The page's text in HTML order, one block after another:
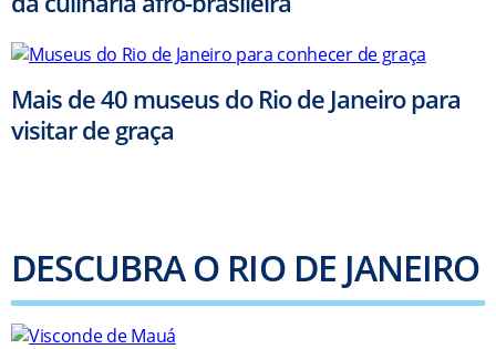
Mais de 40 museus do Rio de Janeiro para
visitar de graça
DESCUBRA O RIO DE JANEIRO